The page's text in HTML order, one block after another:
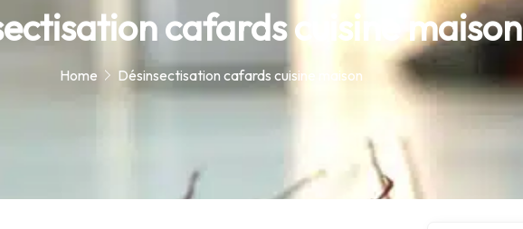
cafards cuisine maison
Home Désinsectisation cafards cuisine maison